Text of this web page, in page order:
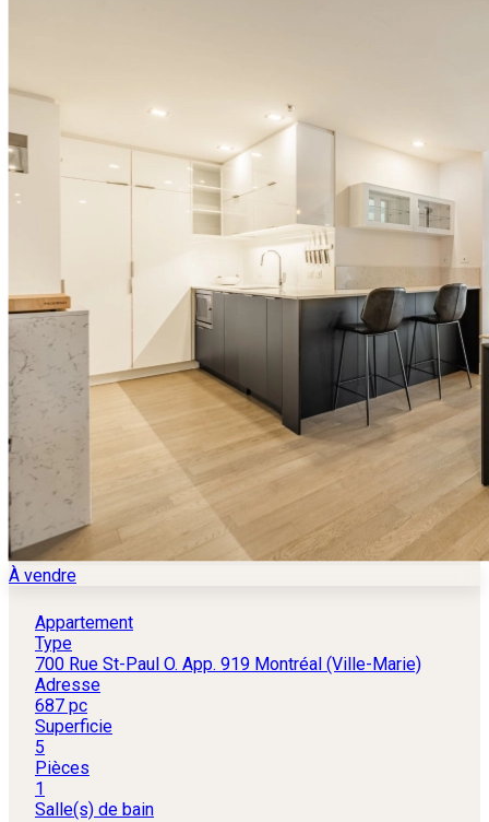
À vendre
Appartement
Type
700 Rue St-Paul O. App. 919 Montréal (Ville-Marie)
Adresse
687 pc
Superficie
5
Pièces
1
Salle(s) de bain